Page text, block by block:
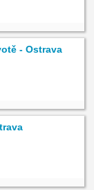
- Ostrava